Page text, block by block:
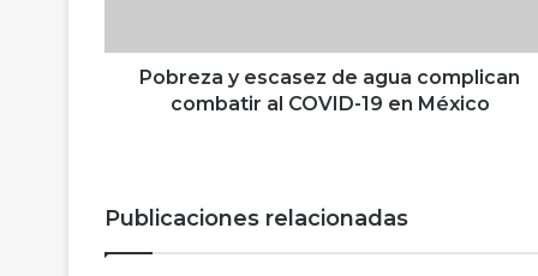
e
d
e
Pobreza y escasez de agua complican
combatir al COVID-19 en México
Publicaciones relacionadas